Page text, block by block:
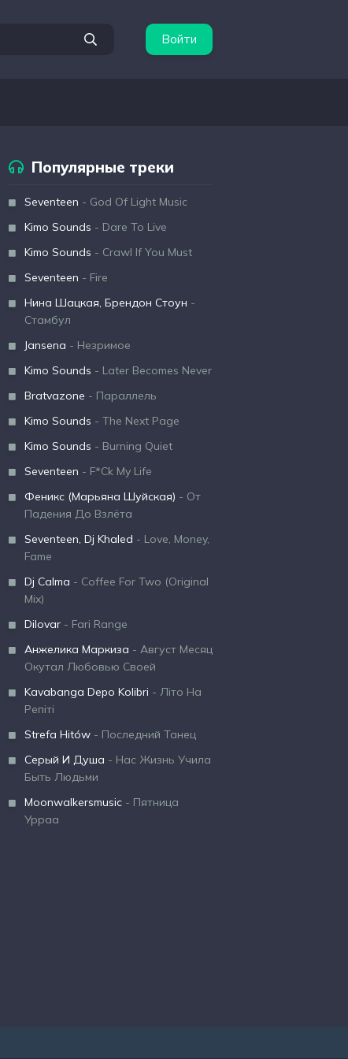
Войти
Популярные треки
Seventeen - God Of Light Music
Kimo Sounds - Dare To Live
Kimo Sounds - Crawl If You Must
Seventeen - Fire
Нина Шацкая, Брендон Стоун -
Стамбул
Jansena - Незримое
Kimo Sounds - Later Becomes Never
Bratvazone - Параллель
Kimo Sounds - The Next Page
Kimo Sounds - Burning Quiet
Seventeen - F*Ck My Life
Феникс (Марьяна Шуйская) - От
Падения До Взлёта
Seventeen, Dj Khaled - Love, Money,
Fame
Dj Calma - Coffee For Two (Original
Mix)
Dilovar - Fari Range
Анжелика Маркиза - Август Месяц
Окутал Любовью Своей
Kavabanga Depo Kolibri - Літо На
Репіті
Strefa Hitów - Последний Танец
Серый И Душа - Нас Жизнь Учила
Быть Людьми
Moonwalkersmusic - Пятница
Урраа